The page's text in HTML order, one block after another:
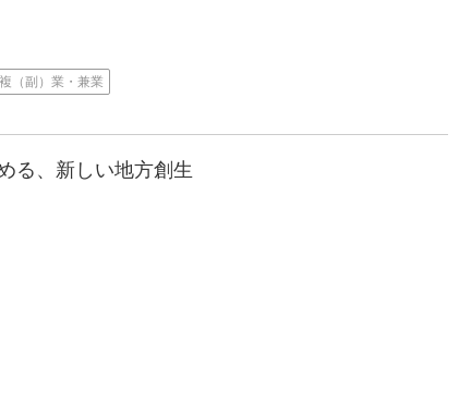
複（副）業・兼業
る、新しい地方創生